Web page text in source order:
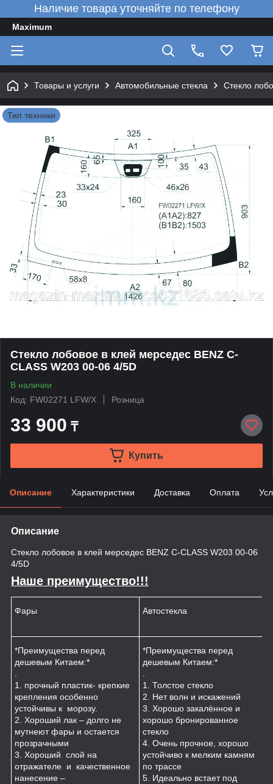
Наличие товара уточняйте по телефону
Maximum
Товары и услуги Автомобильные стекла Стекло
Тип техники
Стекло лобовое в клей мерседес BENZ C-
CLASS W203 00-06 4/5D
В наличии
Код: FW02271 LFW/X
Розница
33 900 ₸
Купить
Описание Характеристики Доставка Оплата
Описание
Стекло лобовое в клей мерседес BENZ C-CLASS W203 00-06
4/5D
Наше преимущество!!!
Фары Автостекла
*Преимущества перед
дешевым Китаем:*
.
1. прочный пластик- крепкие
крепления особенно
устойчивы к морозу.
2. Хороший лак – долго не
мутнеют фары и остается
прозрачными
3. Хороший слой на
отражателе и качественное
нанесение –
*Преимущества перед
дешевым Китаем:*
.
1. Толстое стекло
2. Нет волн и искажений
3. Хорошо закалённое и
хорошо бронированное
стекло
4. Очень прочное, хорошо
устойчиво к мелким камням
по трассе
5. Идеально встает под